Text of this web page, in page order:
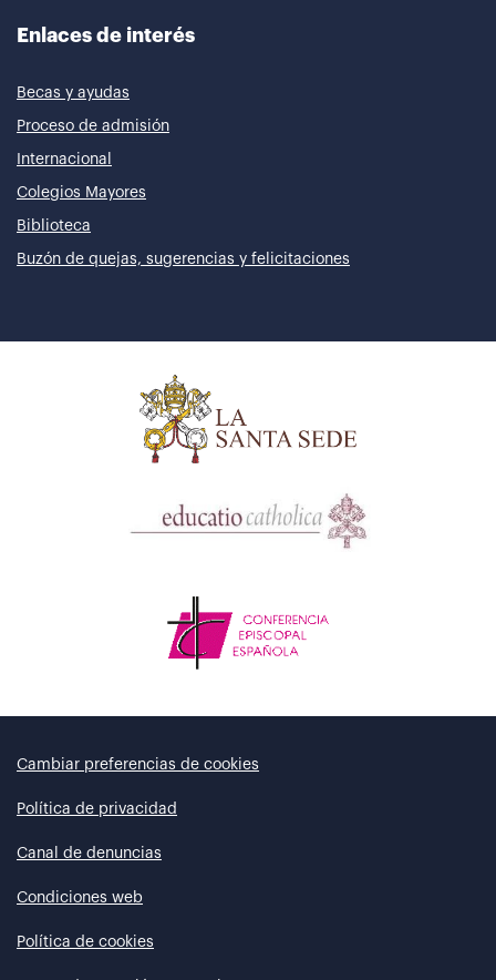
Enlaces de interés
Becas y ayudas
Proceso de admisión
Internacional
Colegios Mayores
Biblioteca
Buzón de quejas, sugerencias y felicitaciones
Cambiar preferencias de cookies
Política de privacidad
Canal de denuncias
Condiciones web
Política de cookies